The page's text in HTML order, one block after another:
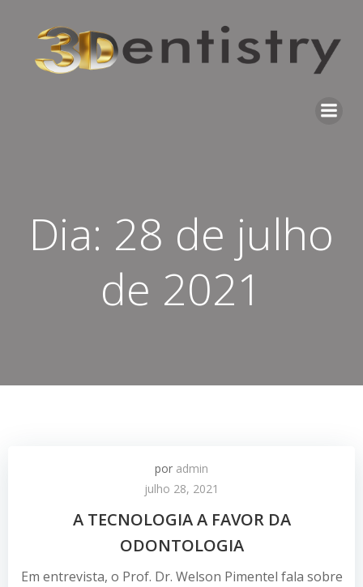
para
o
conteúdo
Dia: 28 de julho
de 2021
por admin
julho 28, 2021
A TECNOLOGIA A FAVOR DA
ODONTOLOGIA
Em entrevista, o Prof. Dr. Welson Pimentel fala sobre